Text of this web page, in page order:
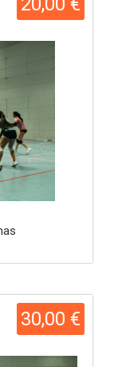
30,00 €